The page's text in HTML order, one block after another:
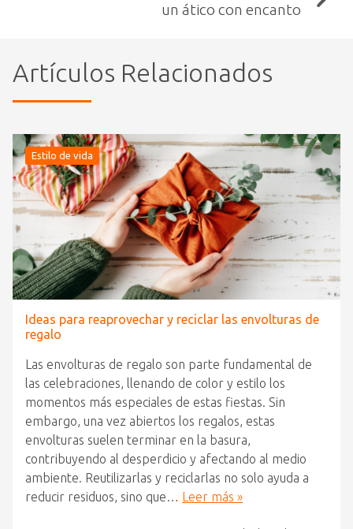
un ático con encanto
Artículos Relacionados
Estilo de vida
Ideas para reaprovechar y reciclar las envolturas de
regalo
Las envolturas de regalo son parte fundamental de
las celebraciones, llenando de color y estilo los
momentos más especiales de estas fiestas. Sin
embargo, una vez abiertos los regalos, estas
envolturas suelen terminar en la basura,
contribuyendo al desperdicio y afectando al medio
ambiente. Reutilizarlas y reciclarlas no solo ayuda a
reducir residuos, sino que… Leer más »